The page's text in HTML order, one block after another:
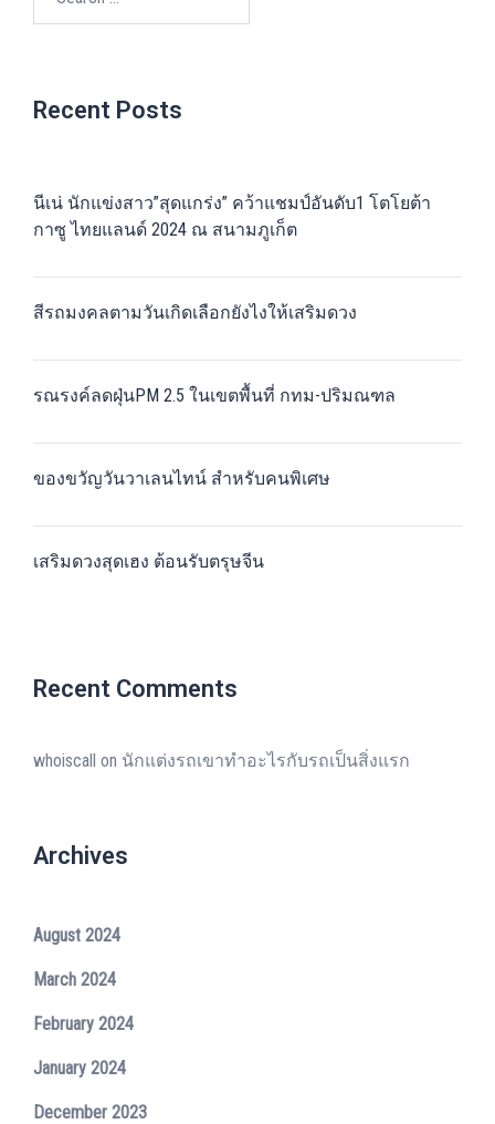
Recent Posts
นีเน่ นักแข่งสาว”สุดแกร่ง” คว้าแชมป์อันดับ1 โตโยต้า
กาซู ไทยแลนด์ 2024 ณ สนามภูเก็ต
สีรถมงคลตามวันเกิดเลือกยังไงให้เสริมดวง
รณรงค์ลดฝุ่นPM 2.5 ในเขตพื้นที่ กทม-ปริมณฑล
ของขวัญวันวาเลนไทน์ สำหรับคนพิเศษ
เสริมดวงสุดเฮง ต้อนรับตรุษจีน
Recent Comments
whoiscall on นักแต่งรถเขาทำอะไรกับรถเป็นสิ่งแรก
Archives
August 2024
March 2024
February 2024
January 2024
December 2023